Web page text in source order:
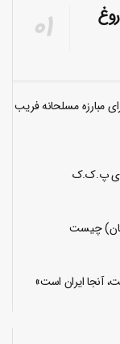
مبارزه مسلحانه فریب
سوی پ.ک.ک
چیست
ایران است»